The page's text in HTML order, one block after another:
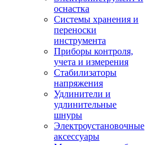
оснастка
Системы хранения и
переноски
инструмента
Приборы контроля,
учета и измерения
Стабилизаторы
напряжения
Удлинители и
удлинительные
шнуры
Электроустановочные
аксессуары